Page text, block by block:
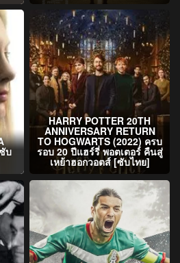
บ
HARRY POTTER 20TH
ANNIVERSARY RETURN
TO HOGWARTS (2022) ครบ
รอบ 20 ปีแฮร์รี่ พอตเตอร์ คืนสู่
เหย้าฮอกวอตส์ [ซับไทย]